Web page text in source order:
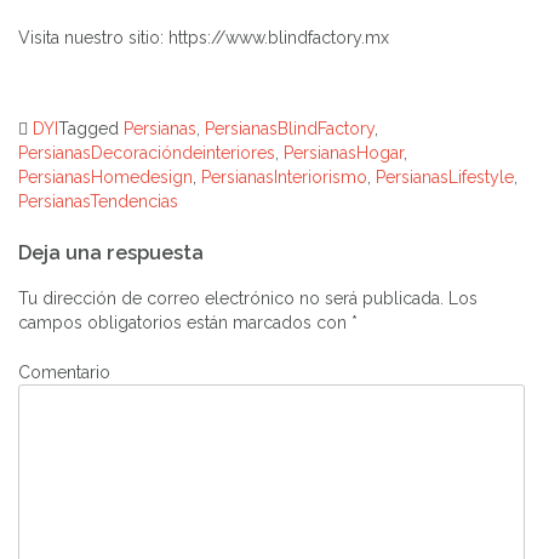
Visita nuestro sitio: https://www.blindfactory.mx
DYITagged Persianas PersianasBlindFactory,
PersianasDecoracióndeinteriores
PersianasHogar,
PersianasHomedesign
PersianasInteriorismo PersianasLifestyle
PersianasTendencias
Navegación
de
entradas
Deja una respuesta
Tu dirección de correo electrónico no será publicada. Los
campos obligatorios están marcados con *
Comentario